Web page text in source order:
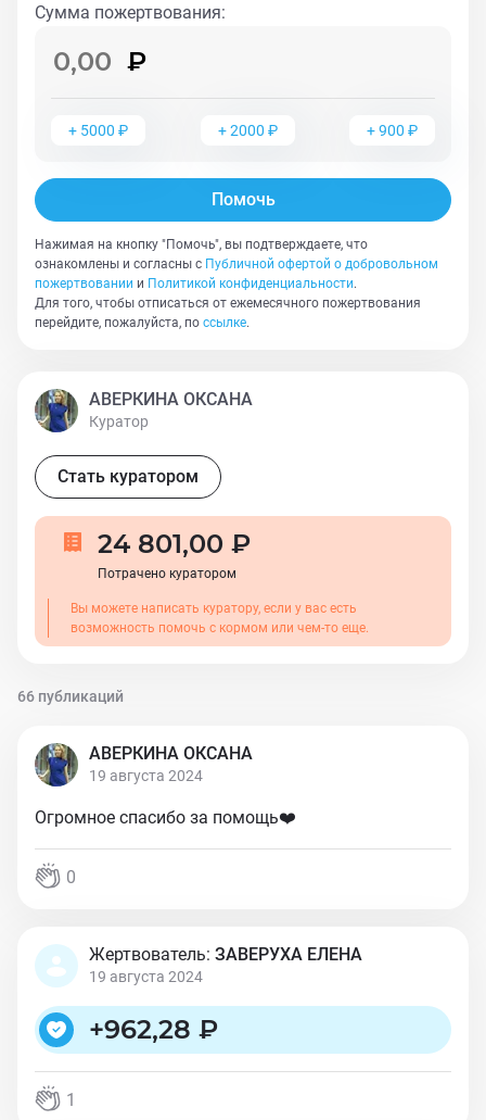
Сумма пожертвования:
+ 5000 ₽ +2000 ₽ +900 ₽
Помочь
Нажимая на кнопку "Помочь", вы подтверждаете, что
ознакомлены и согласны с Публичной офертой о добровольном
пожертвовании и Политикой конфиденциальности.
Для того, чтобы отписаться от ежемесячного пожертвования
перейдите, пожалуйста, по ссылке.
АВЕРКИНА ОКСАНА
Куратор
Стать куратором
24 801,00 ₽
Потрачено куратором
Вы можете написать куратору, если у вас есть
возможность помочь с кормом или чем-то еще.
66 публикаций
АВЕРКИНА ОКСАНА
19 августа 2024
Огромное спасибо за помощь❤️
0
Жертвователь: ЗАВЕРУХА ЕЛЕНА
19 августа 2024
+962,28 ₽
1